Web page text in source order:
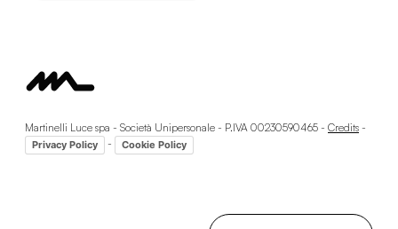
Martinelli Luce spa - Società Unipersonale - P.IVA 00230590465 - Credits -
Privacy Policy - Cookie Policy